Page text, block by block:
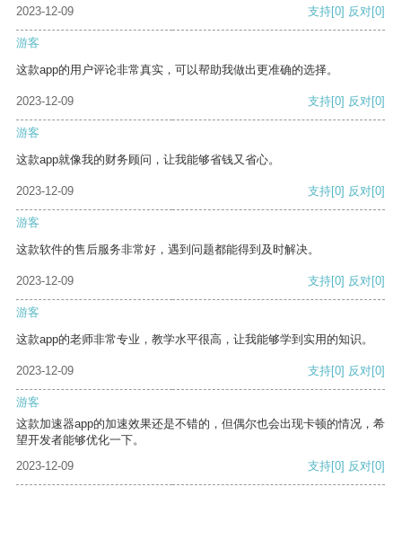
2023-12-09 支持[0] 反对[0]
游客
这款app的用户评论非常真实，可以帮助我做出更准确的选择。
2023-12-09 支持[0] 反对[0]
游客
这款app就像我的财务顾问，让我能够省钱又省心。
2023-12-09 支持[0] 反对[0]
游客
这款软件的售后服务非常好，遇到问题都能得到及时解决。
2023-12-09 支持[0] 反对[0]
游客
这款app的老师非常专业，教学水平很高，让我能够学到实用的知识。
2023-12-09 支持[0] 反对[0]
游客
这款加速器app的加速效果还是不错的，但偶尔也会出现卡顿的情况，希
望开发者能够优化一下。
2023-12-09
支持[0] 反对[0]